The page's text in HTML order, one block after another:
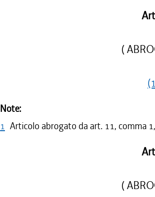
(
Note:
1 Articolo abrogato da art. 11, comma
(